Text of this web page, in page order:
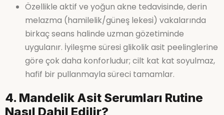
Özellikle aktif ve yoğun akne tedavisinde, derin
melazma (hamilelik/güneş lekesi) vakalarında
birkaç seans halinde uzman gözetiminde
uygulanır. İyileşme süresi glikolik asit peelinglerine
göre çok daha konforludur; cilt kat kat soyulmaz,
hafif bir pullanmayla süreci tamamlar.
4. Mandelik Asit Serumları Rutine
Nasıl Dahil Edilir?